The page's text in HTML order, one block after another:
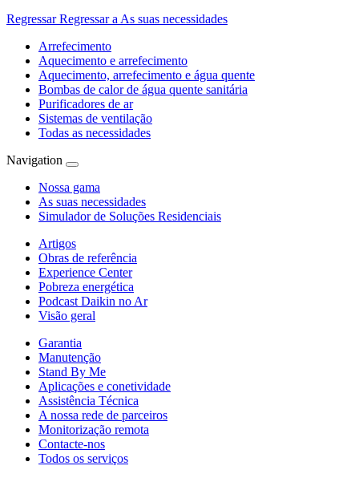
Regressar Regressar a As suas necessidades
Arrefecimento
Aquecimento e arrefecimento
Aquecimento, arrefecimento e água quente
Bombas de calor de água quente sanitária
Purificadores de ar
Sistemas de ventilação
Todas as necessidades
Navigation
Nossa gama
As suas necessidades
Simulador de Soluções Residenciais
Artigos
Obras de referência
Experience Center
Pobreza energética
Podcast Daikin no Ar
Visão geral
Garantia
Manutenção
Stand By Me
Aplicações e conetividade
Assistência Técnica
A nossa rede de parceiros
Monitorização remota
Contacte-nos
Todos os serviços